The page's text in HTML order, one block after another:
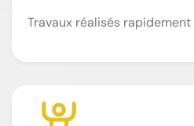
Travaux réalisés rapidement